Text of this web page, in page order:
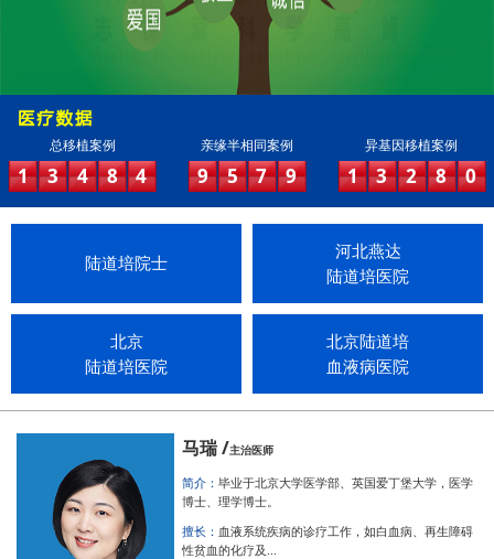
总移植案例
1 3 4 8 4
亲缘半相同案例
9 5 7 9
异基因移植案例
1 3 2 8 0
陆道培院士
河北燕达
陆道培医院
北京
陆道培医院
北京陆道培
血液病医院
马瑞 /主治医师
简介：毕业于北京大学医学部、英国爱丁堡大学，医学
博士、理学博士。
擅长： 血液系统疾病的诊疗工作，如白血病、再生障碍
性贫血的化疗及...